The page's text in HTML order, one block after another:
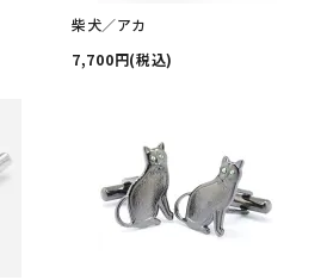
柴犬／アカ
7,700円(税込)